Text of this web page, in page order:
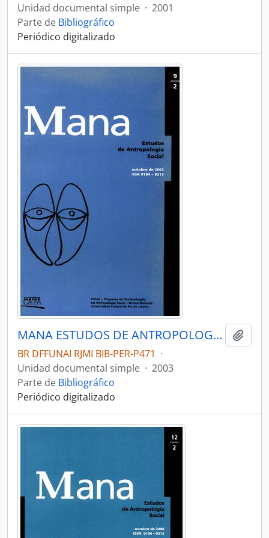
Unidad documental simple · 2001
Parte de Bibliográfico
Periódico digitalizado
MANA ESTUDOS DE ANTROPOLOGIA SOCIAL - RIO DE JANEIRO UFRJ MUSEU NACIONAL - 2003 - Nº09 - 02
BR DFFUNAI RJMI BIB-PER-P471 ·
Unidad documental simple · 2003
Parte de Bibliográfico
Periódico digitalizado